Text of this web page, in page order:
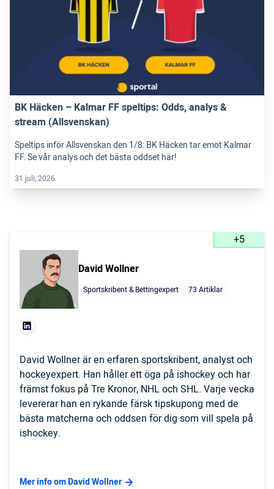
BK Häcken – Kalmar FF speltips: Odds, analys &
stream (Allsvenskan)
Speltips inför Allsvenskan den 1/8: BK Häcken tar emot Kalmar
FF. Se vår analys och det bästa oddset här!
31 juli, 2026
+5
David Wollner
Sportskribent & Bettingexpert 73 Artiklar
David Wollner är en erfaren sportskribent, analyst och
hockeyexpert. Han håller ett öga på ishockey och har
främst fokus på Tre Kronor, NHL och SHL. Varje vecka
levererar han en rykande färsk tipskupong med de
bästa matcherna och oddsen för dig som vill spela på
ishockey.
Mer info om David Wollner